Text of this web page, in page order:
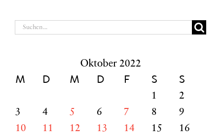
Suche
Oktober 2022
M D M D F S S
1
2
3
4 5 6 7 8
9
10
11 12 13 14 15
16